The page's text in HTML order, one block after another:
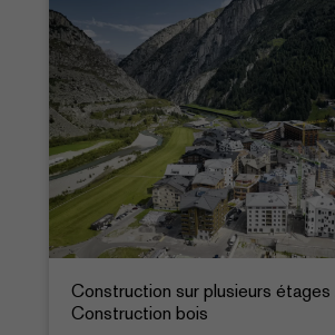
Construction sur plusieurs étages
Construction bois